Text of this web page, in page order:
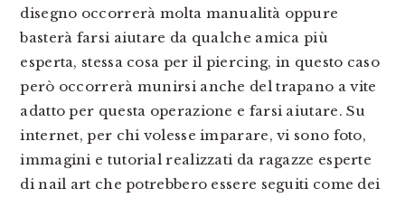
disegno occorrerà molta manualità oppure
basterà farsi aiutare da qualche amica più
esperta, stessa cosa per il piercing, in questo caso
però occorrerà munirsi anche del trapano a vite
adatto per questa operazione e farsi aiutare. Su
internet, per chi volesse imparare, vi sono foto,
immagini e tutorial realizzati da ragazze esperte
di nail art che potrebbero essere seguiti come dei